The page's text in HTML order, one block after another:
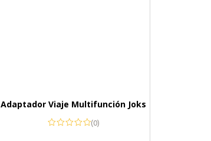
Adaptador Viaje Multifunción Joks
(0)